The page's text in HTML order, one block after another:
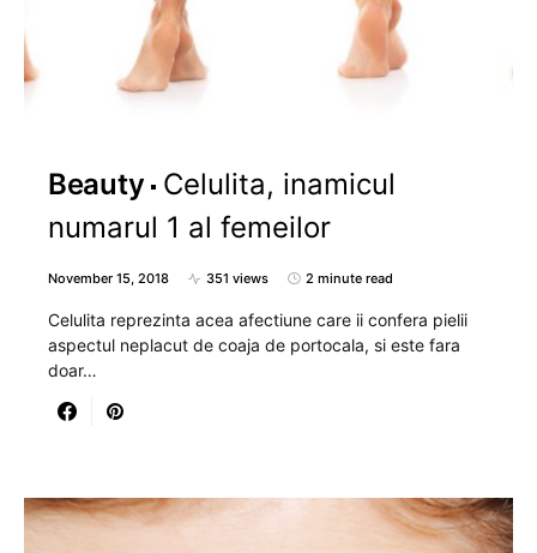
Beauty Celulita, inamicul
numarul 1 al femeilor
November 15, 2018 351 views 2 minute read
Celulita reprezinta acea afectiune care ii confera pielii
aspectul neplacut de coaja de portocala, si este fara
doar…